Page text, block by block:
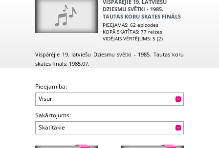
VISPĀRĒJIE 19. LATVIEŠU
DZIESMU SVĒTKI - 1985.
TAUTAS KORU SKATES FINĀLS
PIEEJAMAS: 62 epizodes
KOPĀ SKATĪTAS: 77 reizes
VIDĒJAIS VĒRTĒJUMS: 5 (2)
Vispārējie 19. latviešu Dziesmu svētki - 1985. Tautas koru
skates fināls: 1985.07.
Pieejamība:
Visur
Sakārtojums:
Skatītākie